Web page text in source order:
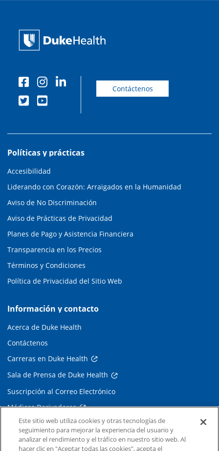
Contáctenos
Políticas y prácticas
Accesibilidad
Liderando con Corazón: Arraigados en la Humanidad
Aviso de No Discriminación
Aviso de Prácticas de Privacidad
Planes de Pago y Asistencia Financiera
Transparencia en los Precios
Términos y Condiciones
Política de Privacidad del Sitio Web
Información y contacto
Acerca de Duke Health
Contáctenos
Carreras en Duke Health
Sala de Prensa de Duke Health
Suscripción al Correo Electrónico
Médicos Derivadores
Enlaces relacionados
Este sitio web utiliza cookies y otras tecnologías de
seguimiento para mejorar la experiencia del usuario y
analizar el rendimiento y el tráfico en nuestro sitio web. Al
hacer clic en "Aceptar todas las cookies", acepta el